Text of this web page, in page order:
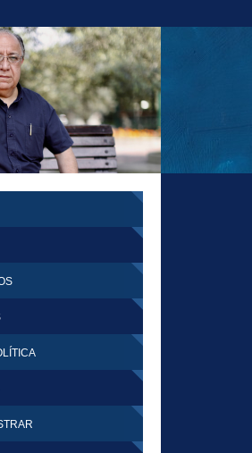
SUPLEMENTO